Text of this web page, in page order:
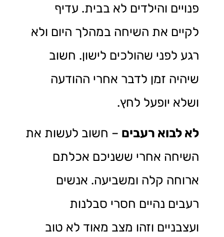
פנויים והילדים לא בבית. עדיף
לקיים את השיחה במהלך היום ולא
רגע לפני שהולכים לישון. חשוב
שיהיה זמן לדבר אחרי ההודעה
ושלא יופעל לחץ.
לא לבוא רעבים – חשוב לעשות את
השיחה אחרי ששניכם אכלתם
ארוחה קלה ומשביעה. אנשים
רעבים נהיים חסרי סבלנות
ועצבניים וזהו מצב מאוד לא טוב